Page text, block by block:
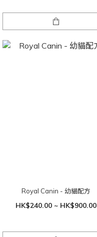
Royal Canin - 幼貓配方
HK$240.00 ~ HK$900.00